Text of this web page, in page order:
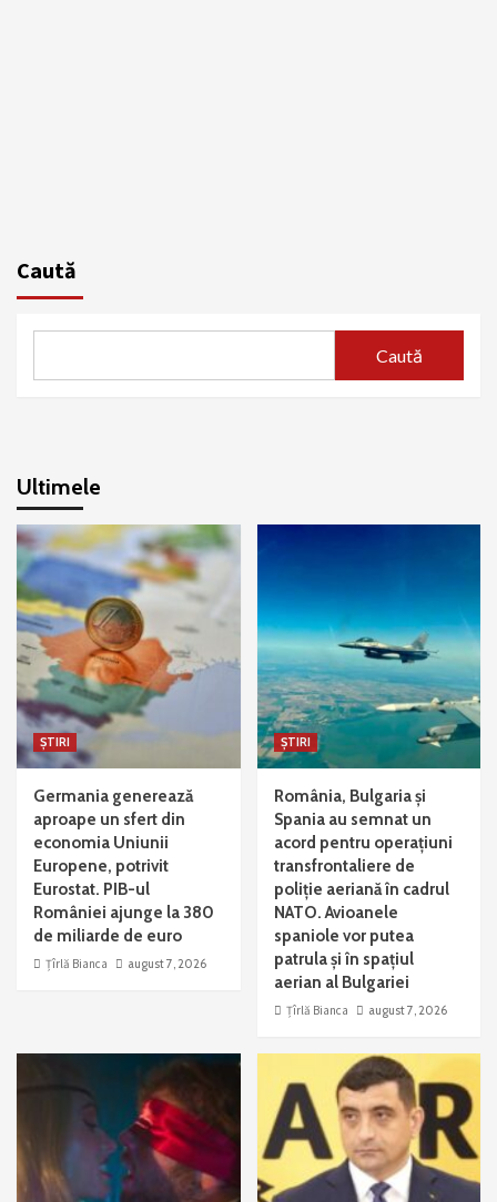
Caută
Caută
Ultimele
ȘTIRI
Germania generează
aproape un sfert din
economia Uniunii
Europene, potrivit
Eurostat. PIB-ul
României ajunge la 380
de miliarde de euro
Țîrlă Bianca august 7, 2026
ȘTIRI
România, Bulgaria și
Spania au semnat un
acord pentru operațiuni
transfrontaliere de
poliție aeriană în cadrul
NATO. Avioanele
spaniole vor putea
patrula și în spațiul
aerian al Bulgariei
Țîrlă Bianca august 7, 2026